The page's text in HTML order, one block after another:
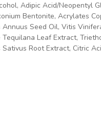
Adipic Acid/Neopentyl
Bentonite, Acrylates
Seed Oil, Vitis
Leaf Extract,
Root Extract, Citric